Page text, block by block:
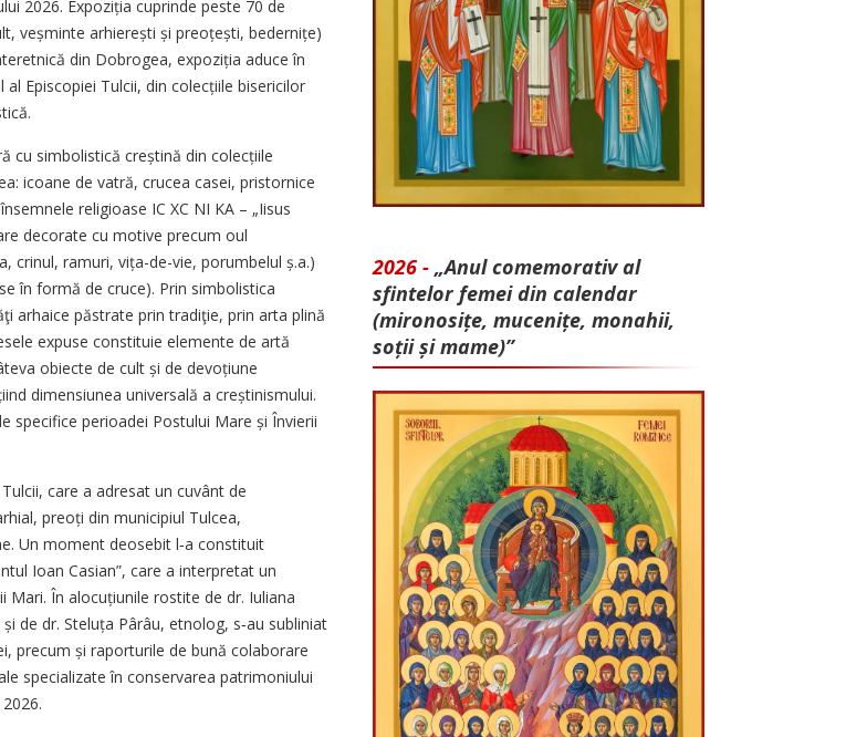
2026. Expoziția cuprinde peste 70 de
veșminte arhierești și preoțești, bedernițe)
din Dobrogea, expoziția aduce în
Episcopiei Tulcii, din colecțiile bisericilor
cu simbolistică creștină din colecțiile
icoane de vatră, crucea casei, pristornice
religioase IC XC NI KA – „Iisus
decorate cu motive precum oul
crinul, ramuri, vița-de-vie, porumbelul ș.a.)
în formă de cruce). Prin simbolistica
arhaice păstrate prin tradiţie, prin arta plină
expuse constituie elemente de artă
obiecte de cult și de devoțiune
dimensiunea universală a creștinismului.
specifice perioadei Postului Mare și Învierii
care a adresat un cuvânt de
preoți din municipiul Tulcea,
Un moment deosebit l‑a constituit
Ioan Casian”, care a interpretat un
Mari. În alocuțiunile rostite de dr. Iuliana
de dr. Steluța Pârâu, etnolog, s‑au subliniat
precum și raporturile de bună colaborare
specializate în conservarea patrimoniului
2026 - „Anul comemorativ al
sfintelor femei din calendar
(mironosițe, mu­cenițe, monahii,
soții și mame)”